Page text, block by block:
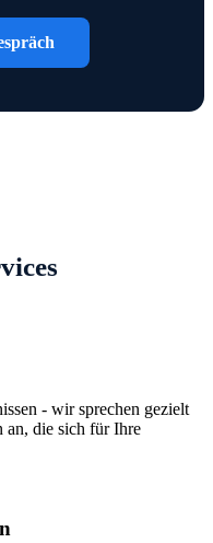
- wir sprechen gezielt
an, die sich für Ihre